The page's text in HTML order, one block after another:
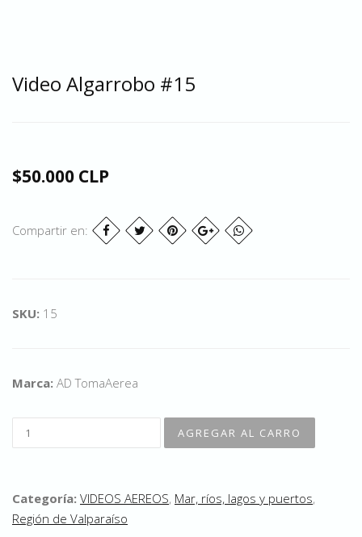
Video Algarrobo #15
$50.000 CLP
Compartir en:
SKU: 15
Marca: AD TomaAerea
Categoría: VIDEOS AEREOS, Mar, ríos, lagos y puertos,
Región de Valparaíso